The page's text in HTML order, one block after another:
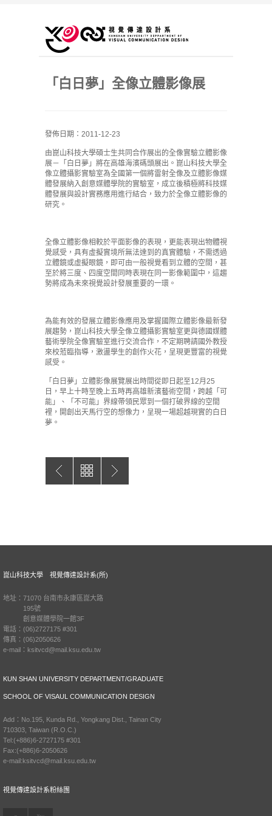
「白日夢」全像立體影像展
發佈日期：2011-12-23
由崑山科技大學碩士生共同合作展出的全像實驗立體影像
展－「白日夢」將在高雄海濱碼頭展出。崑山科技大學全
像立體攝影實驗室為全國第一個將雷射全像及立體影像媒
體發展納入創意媒體學院的實驗室，成立後積極將科技媒
體發展與設計實務應用進行結合，致力於全像立體影像的
研究。
全像立體影像相較於平面影像的表現，更能表現出物體視
覺感受，具有虛擬實境所無法達到的真實體驗，不需透過
立體鏡或虛擬眼鏡，即可由一般視覺看到立體的空間，甚
至於將三度、四度空間同時表現在同一影像範圍中，這趨
勢將成為未來視覺設計發展重要的一環。
為能有效的發展立體影像應用及掌握國際立體影像最新發
展趨勢，崑山科技大學全像立體攝影實驗室更與德國媒體
藝術學院全像實驗室進行交流合作，不定期聘請國外教授
來校蒞臨指導，激盪學生的創作火花，呈現更豐富的視覺
感受。
「白日夢」立體影像展覽展出時間從即日起至12月25
日，早上十時至晚上五時再高雄新濱藝術空間，跨越「可
能」、「不可能」界線帶領民眾到一個打破界線的空間
裡，開創出天馬行空的想像力，呈現一場超越現實的白日
夢。
崑山科技大學 視覺傳達設計系(所)
地址：71070 台南市永康區崑大路
195號
創意媒體學院一館3F
電話：(06)2727175 #301
傳真：(06)2050626
e-mail：ksitvcd@mail.ksu.edu.tw
KUN SHAN UNIVERSITY DEPARTMENT/GRADUATE
SCHOOL OF VISAUL COMMUNICATION DESIGN
Add：No.195, Kunda Rd., Yongkang Dist., Tainan City
710303, Taiwan (R.O.C.)
Tel:(+886)6-2727175 #301
Fax:(+886)6-2050626
e-mail:ksitvcd@mail.ksu.edu.tw
視覺傳達設計系粉絲團